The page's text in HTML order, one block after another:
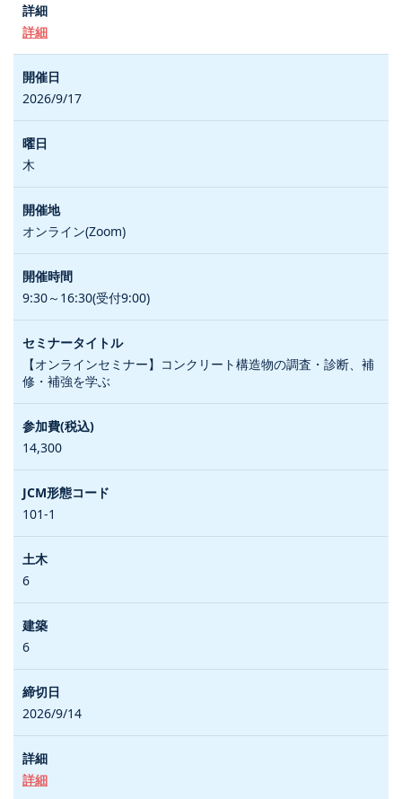
詳細
2026/9/17
木
オンライン(Zoom)
9:30～16:30(受付9:00)
【オンラインセミナー】コンクリート構造物の調査・診断、補
修・補強を学ぶ
14,300
101-1
6
6
2026/9/14
詳細